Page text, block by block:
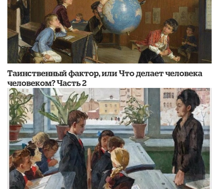
Таинственный фактор, или Что делает человека
человеком? Часть 2